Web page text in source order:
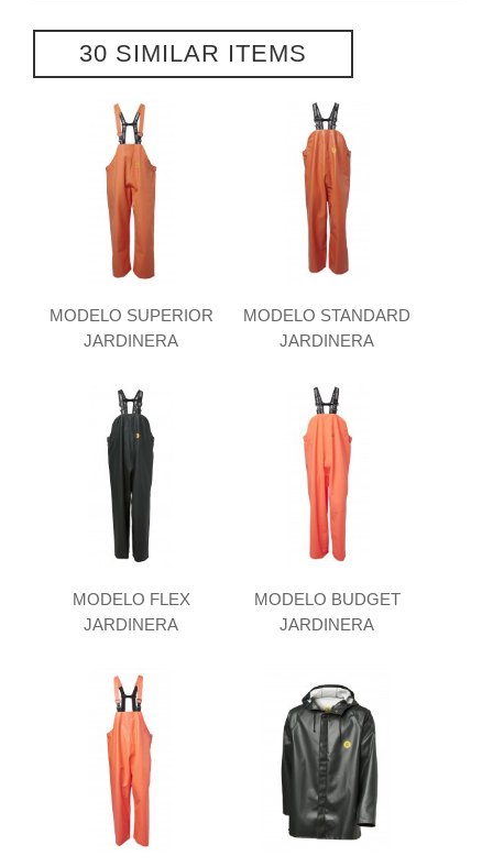
30 SIMILAR ITEMS
MODELO SUPERIOR
JARDINERA
MODELO STANDARD
JARDINERA
MODELO FLEX
JARDINERA
MODELO BUDGET
JARDINERA